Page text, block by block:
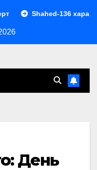
136 характеристики:
День